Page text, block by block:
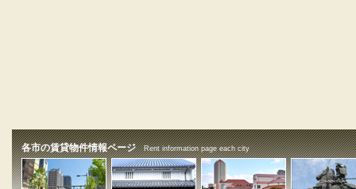
各市の賃貸物件情報ページ Rent information page each city